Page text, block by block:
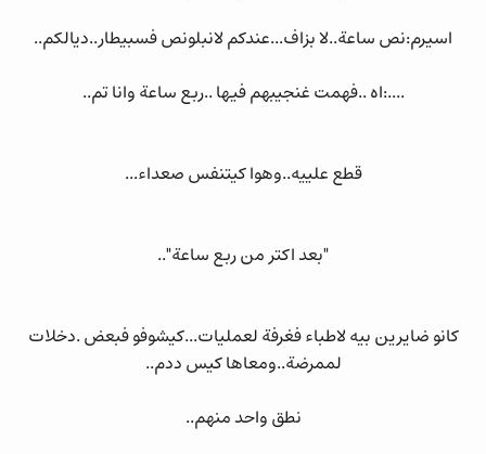
اسيرم:نص ساعة..لا بزاف...عندكم لانبلونص فسبيطار..ديالكم..
....:اه ..فهمت غنجيبهم فيها ..ربع ساعة وانا تم..
قطع علييه..وهوا كيتنفس صعداء...
"بعد اكتر من ربع ساعة"..
كانو ضايرين بيه لاطباء فغرفة لعمليات...كيشوفو فبعض .دخلات
لممرضة..ومعاها كيس ددم..
نطق واحد منهم..